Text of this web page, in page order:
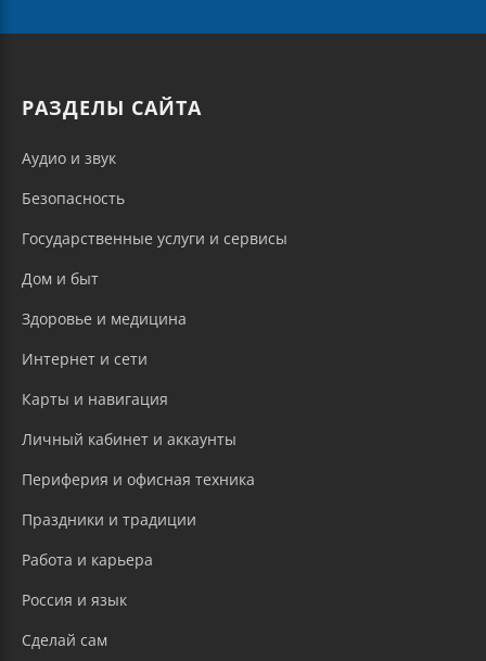
РАЗДЕЛЫ САЙТА
Аудио и звук
Безопасность
Государственные услуги и сервисы
Дом и быт
Здоровье и медицина
Интернет и сети
Карты и навигация
Личный кабинет и аккаунты
Периферия и офисная техника
Праздники и традиции
Работа и карьера
Россия и язык
Сделай сам